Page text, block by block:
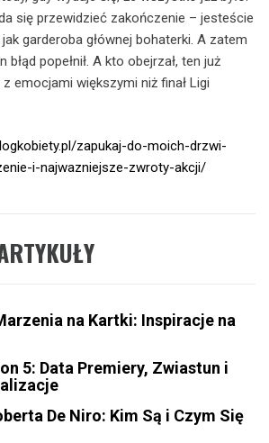
się przewidzieć zakończenie – jesteście
garderoba głównej bohaterki. A zatem
błąd popełnił. A kto obejrzał, ten już
emocjami większymi niż finał Ligi
zapukaj-do-moich-drzwi-
i-najwazniejsze-zwroty-akcji/
na Kartki: Inspiracje na
5: Data Premiery, Zwiastun i
De Niro: Kim Są i Czym Się